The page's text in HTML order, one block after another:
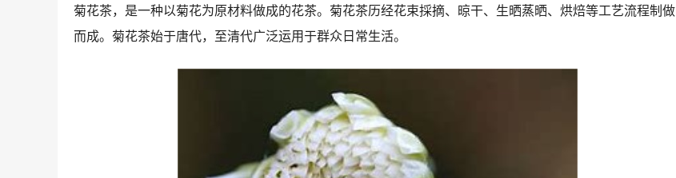
菊花茶，是一种以菊花为原材料做成的花茶。菊花茶历经花束採摘、晾干、生晒蒸晒、烘焙等工艺流程制做
而成。菊花茶始于唐代，至清代广泛运用于群众日常生活。